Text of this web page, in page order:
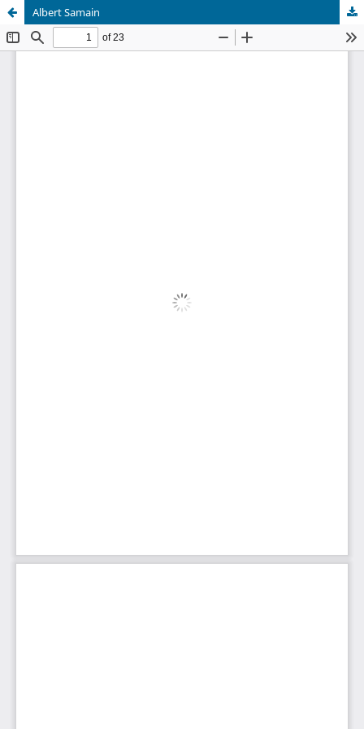
Albert Samain